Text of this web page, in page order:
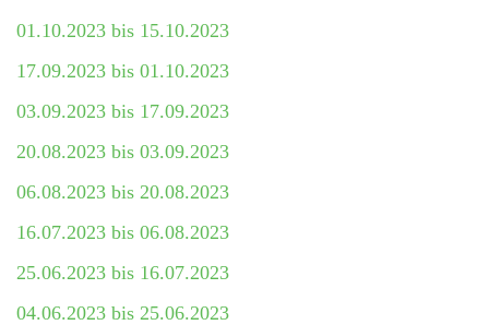
01.10.2023 bis 15.10.2023
17.09.2023 bis 01.10.2023
03.09.2023 bis 17.09.2023
20.08.2023 bis 03.09.2023
06.08.2023 bis 20.08.2023
16.07.2023 bis 06.08.2023
25.06.2023 bis 16.07.2023
04.06.2023 bis 25.06.2023